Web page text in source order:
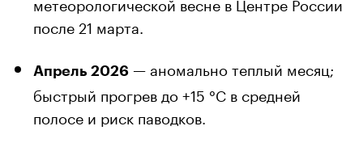
после 21 марта.
Апрель 2026 — аномально теплый месяц;
быстрый прогрев до +15 °C в средней
полосе и риск паводков.